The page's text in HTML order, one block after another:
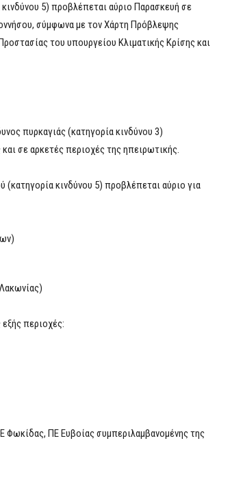
5) προβλέπεται αύριο Παρασκευή σε
σύμφωνα με τον Χάρτη Πρόβλεψης
του υπουργείου Κλιματικής Κρίσης και
πυρκαγιάς (κατηγορία κινδύνου 3)
σε αρκετές περιοχές της ηπειρωτικής.
(κατηγορία κινδύνου 5) προβλέπεται αύριο για
περιοχές:
ΠΕ Ευβοίας συμπεριλαμβανομένης της